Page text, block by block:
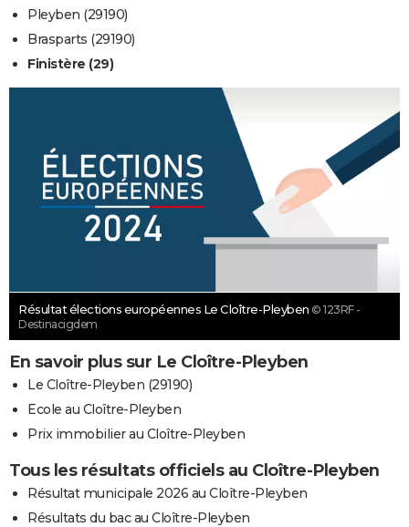
Pleyben (29190)
Brasparts (29190)
Finistère (29)
Résultat élections européennes Le Cloître-Pleyben © 123RF -
Destinacigdem
En savoir plus sur Le Cloître-Pleyben
Le Cloître-Pleyben (29190)
Ecole au Cloître-Pleyben
Prix immobilier au Cloître-Pleyben
Tous les résultats officiels au Cloître-Pleyben
Résultat municipale 2026 au Cloître-Pleyben
Résultats du bac au Cloître-Pleyben